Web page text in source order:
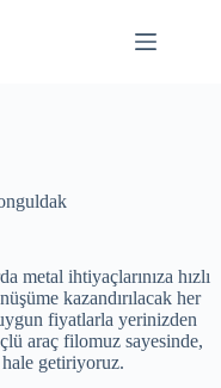
metal ihtiyaçlarınıza hızlı
kazandırılacak her
fiyatlarla yerinizden
araç filomuz sayesinde,
getiriyoruz.